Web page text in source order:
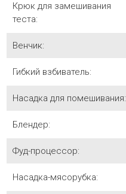
Крюк для замешивания
теста:
Венчик:
Гибкий взбиватель:
Насадка для помешивания:
Блендер:
Фуд-процессор:
Насадка-мясорубка: